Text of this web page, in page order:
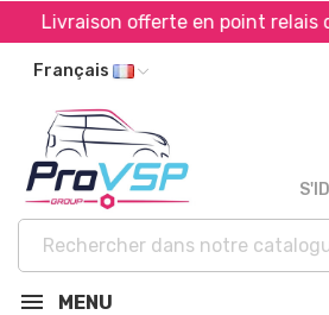
Livraison offerte en point relais
Français
MENU